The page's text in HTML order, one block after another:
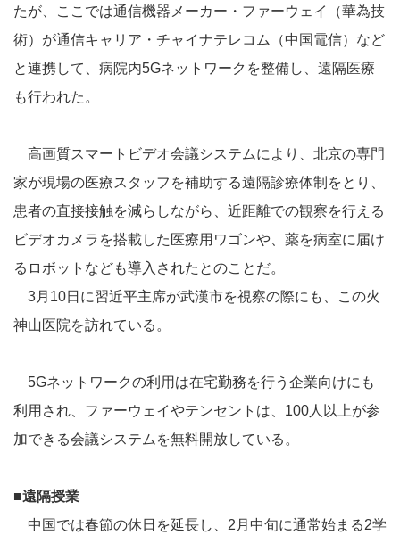
たが、ここでは通信機器メーカー・ファーウェイ（華為技
術）が通信キャリア・チャイナテレコム（中国電信）など
と連携して、病院内5Gネットワークを整備し、遠隔医療
も行われた。
高画質スマートビデオ会議システムにより、北京の専門
家が現場の医療スタッフを補助する遠隔診療体制をとり、
患者の直接接触を減らしながら、近距離での観察を行える
ビデオカメラを搭載した医療用ワゴンや、薬を病室に届け
るロボットなども導入されたとのことだ。
3月10日に習近平主席が武漢市を視察の際にも、この火
神山医院を訪れている。
5Gネットワークの利用は在宅勤務を行う企業向けにも
利用され、ファーウェイやテンセントは、100人以上が参
加できる会議システムを無料開放している。
■遠隔授業
中国では春節の休日を延長し、2月中旬に通常始まる2学